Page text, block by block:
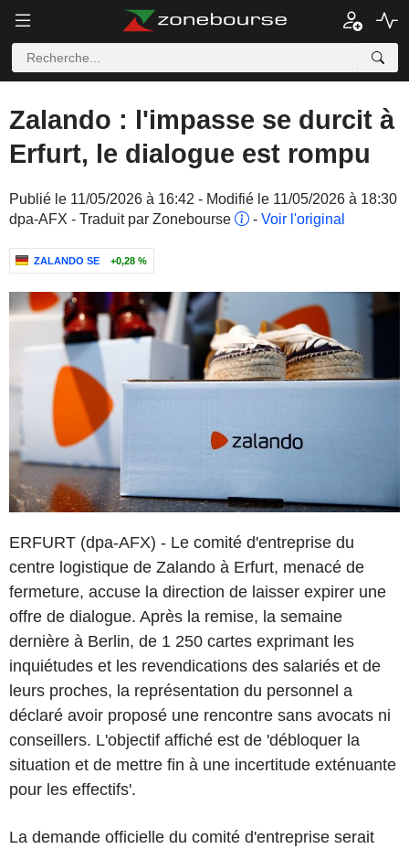
Zalando : l'impasse se durcit à
Erfurt, le dialogue est rompu
Publié le 11/05/2026 à 16:42 - Modifié le 11/05/2026 à 18:30
dpa-AFX - Traduit par Zonebourse
- Voir l'original
ZALANDO SE +0,28 %
ERFURT (dpa-AFX) - Le comité d'entreprise du
centre logistique de Zalando à Erfurt, menacé de
fermeture, accuse la direction de laisser expirer une
offre de dialogue. Après la remise, la semaine
dernière à Berlin, de 1 250 cartes exprimant les
inquiétudes et les revendications des salariés et de
leurs proches, la représentation du personnel a
déclaré avoir proposé une rencontre sans avocats ni
conseillers. L'objectif affiché est de 'débloquer la
situation et de mettre fin à une incertitude exténuante
pour les effectifs'.
La demande officielle du comité d'entreprise serait